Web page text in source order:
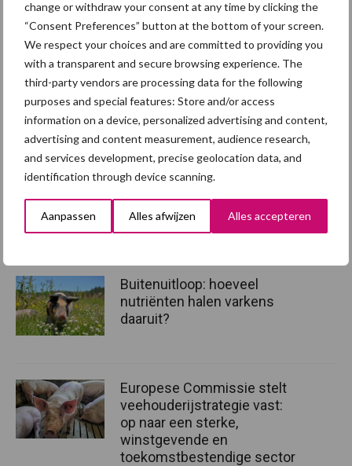
change or withdraw your consent at any time by clicking the
“Consent Preferences” button at the bottom of your screen.
We respect your choices and are committed to providing you
with a transparent and secure browsing experience. The
third-party vendors are processing data for the following
purposes and special features: Store and/or access
information on a device, personalized advertising and content,
advertising and content measurement, audience research,
and services development, precise geolocation data, and
identification through device scanning.
Aanpassen Alles afwijzen Alles accepteren
Wat regel je voor de bedrijfscontinuïteit van jouw
varkenshouderij?
Aanbevolen voor jou! ondernemen
Droogte zet landbouw
opnieuw onder druk:
klimaatverandering
versterkt watertekort
Buitenuitloop: hoeveel
nutriënten halen varkens
daaruit?
Europese Commissie stelt
veehouderijstrategie vast:
op naar een sterke,
winstgevende en
toekomstbestendige sector